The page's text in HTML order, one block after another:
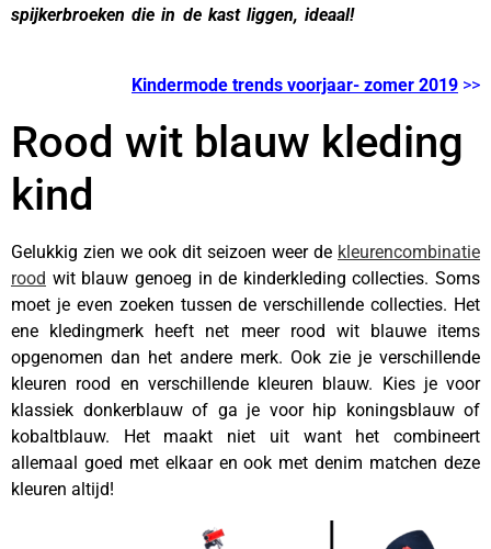
spijkerbroeken die in de kast liggen, ideaal!
Kindermode trends voorjaar- zomer 2019 >>
Rood wit blauw kleding
kind
Gelukkig zien we ook dit seizoen weer de kleurencombinatie
rood wit blauw genoeg in de kinderkleding collecties. Soms
moet je even zoeken tussen de verschillende collecties. Het
ene kledingmerk heeft net meer rood wit blauwe items
opgenomen dan het andere merk. Ook zie je verschillende
kleuren rood en verschillende kleuren blauw. Kies je voor
klassiek donkerblauw of ga je voor hip koningsblauw of
kobaltblauw. Het maakt niet uit want het combineert
allemaal goed met elkaar en ook met denim matchen deze
kleuren altijd!